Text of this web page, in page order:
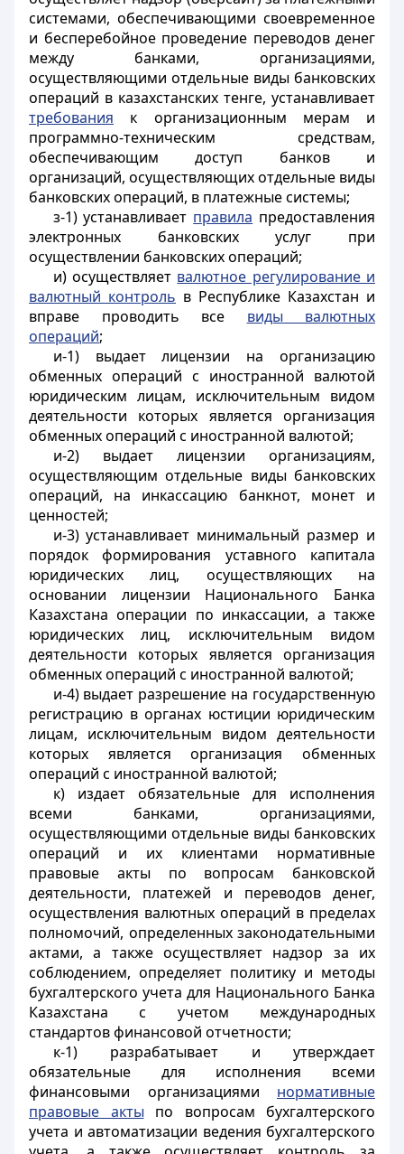
системами, обеспечивающими своевременное
и бесперебойное проведение переводов денег
между банками, организациями,
осуществляющими отдельные виды банковских
операций в казахстанских тенге, устанавливает
требования к организационным мерам и
программно-техническим средствам,
обеспечивающим доступ банков и
организаций, осуществляющих отдельные виды
банковских операций, в платежные системы;
з-1) устанавливает правила предоставления
электронных банковских услуг при
осуществлении банковских операций;
и) осуществляет валютное регулирование и
валютный контроль в Республике Казахстан и
вправе проводить все виды валютных
операций;
и-1) выдает лицензии на организацию
обменных операций с иностранной валютой
юридическим лицам, исключительным видом
деятельности которых является организация
обменных операций с иностранной валютой;
и-2) выдает лицензии организациям,
осуществляющим отдельные виды банковских
операций, на инкассацию банкнот, монет и
ценностей;
и-3) устанавливает минимальный размер и
порядок формирования уставного капитала
юридических лиц, осуществляющих на
основании лицензии Национального Банка
Казахстана операции по инкассации, а также
юридических лиц, исключительным видом
деятельности которых является организация
обменных операций с иностранной валютой;
и-4) выдает разрешение на государственную
регистрацию в органах юстиции юридическим
лицам, исключительным видом деятельности
которых является организация обменных
операций с иностранной валютой;
к) издает обязательные для исполнения
всеми банками, организациями,
осуществляющими отдельные виды банковских
операций и их клиентами нормативные
правовые акты по вопросам банковской
деятельности, платежей и переводов денег,
осуществления валютных операций в пределах
полномочий, определенных законодательными
актами, а также осуществляет надзор за их
соблюдением, определяет политику и методы
бухгалтерского учета для Национального Банка
Казахстана с учетом международных
стандартов финансовой отчетности;
к-1) разрабатывает и утверждает
обязательные для исполнения всеми
финансовыми организациями нормативные
правовые акты по вопросам бухгалтерского
учета и автоматизации ведения бухгалтерского